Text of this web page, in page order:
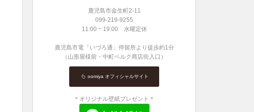
鹿児島市金生町2-11
099-219-9255
11:00 ~ 19:00 水曜定休
鹿児島市電「いづろ通」停留所より徒歩約1分
（山形屋様前・中町ベルク商店街入口）
oomiya オフィシャルサイト
＊オリジナル壁紙プレゼント＊